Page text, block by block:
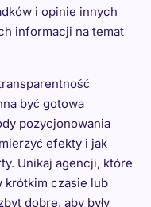
i opinie innych
informacji na temat
być gotowa
pozycjonowania
efekty i jak
Unikaj agencji, które
krótkim czasie lub
dobre, aby były